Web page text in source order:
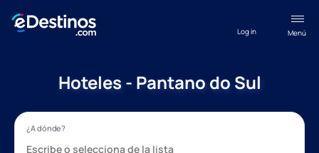
Menú
Log in
Hoteles - Pantano do Sul